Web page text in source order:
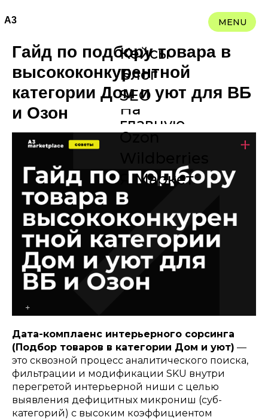
MENU
Кейсы
Блог
На
главную
SEO
Ozon
Я Маркет
A3
Гайд по подбору товара в
высококонкурентной
категории Дом и уют для ВБ
и Озон
Дата-комплаенс интерьерного сорсинга
(Подбор товаров в категории Дом и уют) —
это сквозной процесс аналитического поиска,
фильтрации и модификации SKU внутри
перегретой интерьерной ниши с целью
выявления дефицитных микрониш (суб-
категорий) с высоким коэффициентом